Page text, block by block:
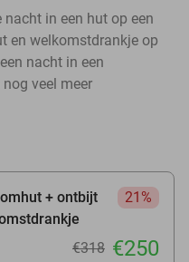
in een hut op een
en welkomstdrankje op
nacht in een
veel meer
+ ontbijt
21%
€318 €250